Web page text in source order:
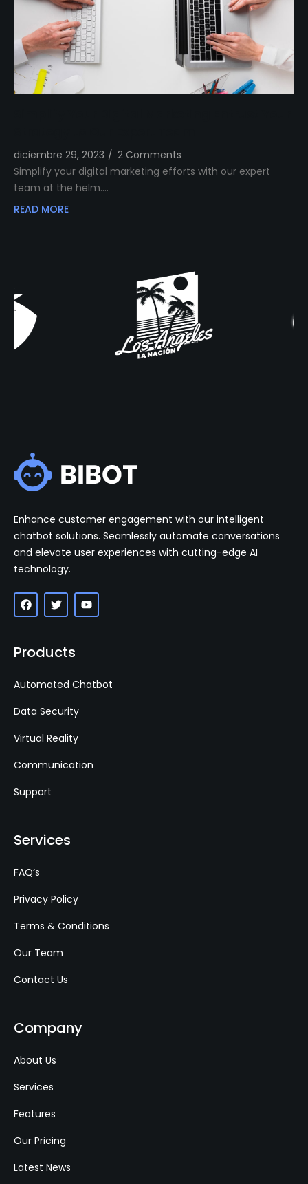
diciembre 29, 2023 / 2 Comments
Simplify your digital marketing efforts with our expert
team at the helm.…
READ MORE
Enhance customer engagement with our intelligent
chatbot solutions. Seamlessly automate conversations
and elevate user experiences with cutting-edge AI
technology.
Products
Automated Chatbot
Data Security
Virtual Reality
Communication
Support
Services
FAQ’s
Privacy Policy
Terms & Conditions
Our Team
Contact Us
Company
About Us
Services
Features
Our Pricing
Latest News